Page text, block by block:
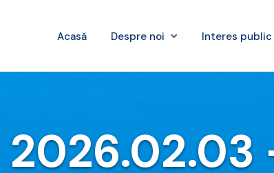
Acasă Despre noi Interes public
2026.02.03